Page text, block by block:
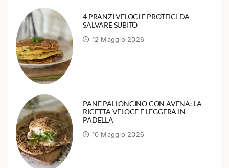
4 PRANZI VELOCI E PROTEICI DA
SALVARE SUBITO
12 Maggio 2026
PANE PALLONCINO CON AVENA: LA
RICETTA VELOCE E LEGGERA IN
PADELLA
10 Maggio 2026